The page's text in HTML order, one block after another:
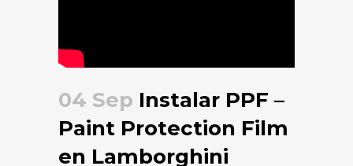
04 Sep Instalar PPF –
Paint Protection Film
en Lamborghini